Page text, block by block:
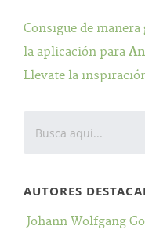
Consigue de manera
la aplicación para
Llevate la
AUTORES
Johann Wolfgang